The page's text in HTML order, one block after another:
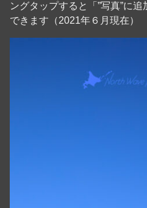
ングタップすると「”写真”に
できます（2021年６月現在）